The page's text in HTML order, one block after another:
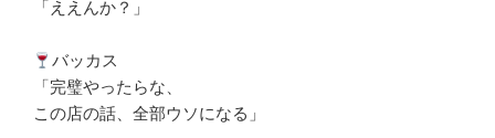
「ええんか？」
バッカス
「完璧やったらな、
この店の話、全部ウソになる」